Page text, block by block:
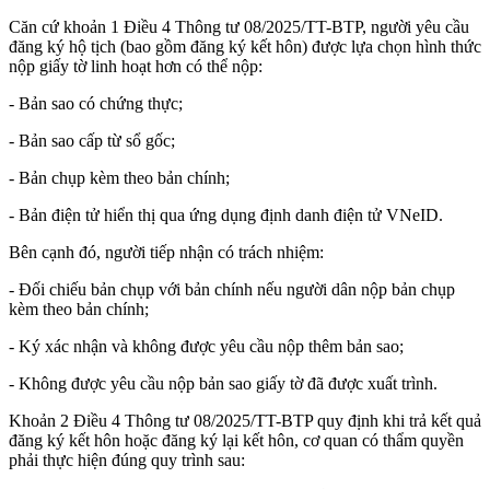
Căn cứ khoản 1 Điều 4 Thông tư 08/2025/TT-BTP, người yêu cầu
đăng ký hộ tịch (bao gồm đăng ký kết hôn) được lựa chọn hình thức
nộp giấy tờ linh hoạt hơn có thể nộp:
- Bản sao có chứng thực;
- Bản sao cấp từ sổ gốc;
- Bản chụp kèm theo bản chính;
- Bản điện tử hiển thị qua ứng dụng định danh điện tử VNeID.
Bên cạnh đó, người tiếp nhận có trách nhiệm:
- Đối chiếu bản chụp với bản chính nếu người dân nộp bản chụp
kèm theo bản chính;
- Ký xác nhận và không được yêu cầu nộp thêm bản sao;
- Không được yêu cầu nộp bản sao giấy tờ đã được xuất trình.
Khoản 2 Điều 4 Thông tư 08/2025/TT-BTP quy định khi trả kết quả
đăng ký kết hôn hoặc đăng ký lại kết hôn, cơ quan có thẩm quyền
phải thực hiện đúng quy trình sau: